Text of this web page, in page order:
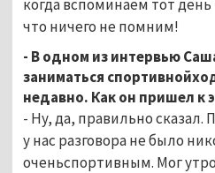
когда вспоминаем тот
что ничего не помним!
- В одном из интервью
заниматься
недавно. Как он пришел к
- Ну, да, правильно сказал.
у нас разговора не было
оченьспортивным. Мог